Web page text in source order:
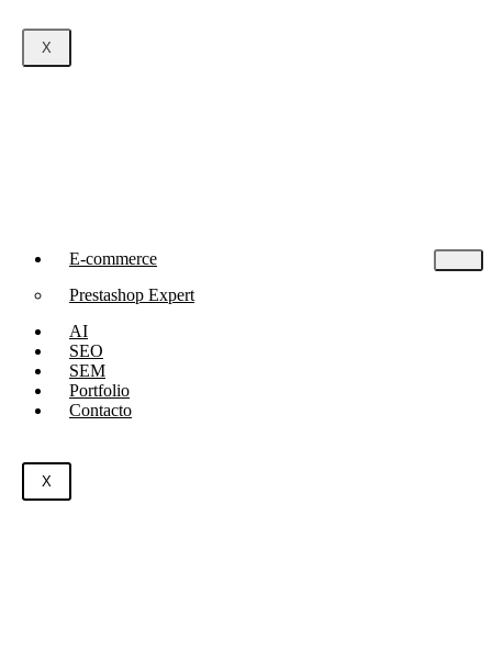
X
E-commerce
Prestashop Expert
AI
SEO
SEM
Portfolio
Contacto
X